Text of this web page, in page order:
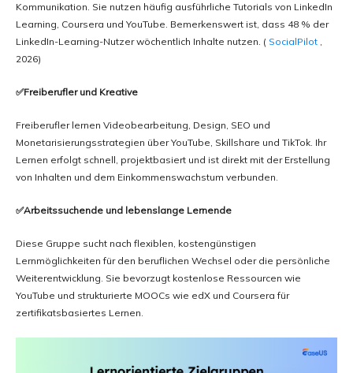
Kommunikation. Sie nutzen häufig ausführliche Tutorials von LinkedIn
Learning, Coursera und YouTube. Bemerkenswert ist, dass 48 % der
LinkedIn-Learning-Nutzer wöchentlich Inhalte nutzen. ( SocialPilot ,
2026)
✅Freiberufler und Kreative
Freiberufler lernen Videobearbeitung, Design, SEO und
Monetarisierungsstrategien über YouTube, Skillshare und TikTok. Ihr
Lernen erfolgt schnell, projektbasiert und ist direkt mit der Erstellung
von Inhalten und dem Einkommenswachstum verbunden.
✅Arbeitssuchende und lebenslange Lernende
Diese Gruppe sucht nach flexiblen, kostengünstigen
Lernmöglichkeiten für den beruflichen Wechsel oder die persönliche
Weiterentwicklung. Sie bevorzugt kostenlose Ressourcen wie
YouTube und strukturierte MOOCs wie edX und Coursera für
zertifikatsbasiertes Lernen.